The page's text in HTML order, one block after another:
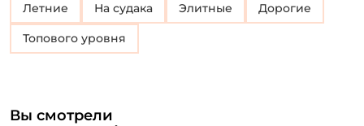
Летние На судака Элитные Дорогие
Топового уровня
Вы смотрели